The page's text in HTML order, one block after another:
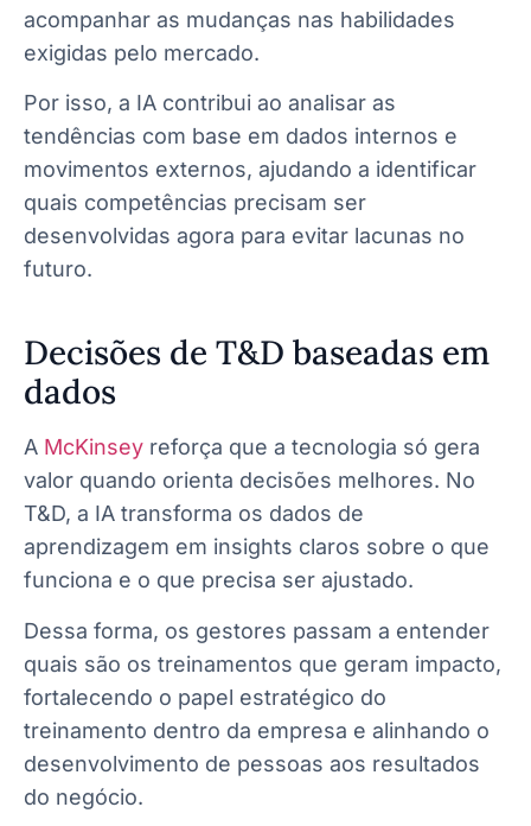
acompanhar as mudanças nas habilidades
exigidas pelo mercado.
Por isso, a IA contribui ao analisar as
tendências com base em dados internos e
movimentos externos, ajudando a identificar
quais competências precisam ser
desenvolvidas agora para evitar lacunas no
futuro.
Decisões de T&D baseadas em
dados
A McKinsey reforça que a tecnologia só gera
valor quando orienta decisões melhores. No
T&D, a IA transforma os dados de
aprendizagem em insights claros sobre o que
funciona e o que precisa ser ajustado.
Dessa forma, os gestores passam a entender
quais são os treinamentos que geram impacto,
fortalecendo o papel estratégico do
treinamento dentro da empresa e alinhando o
desenvolvimento de pessoas aos resultados
do negócio.